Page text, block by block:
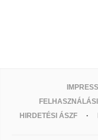
HIRDETÉSI ÁSZF